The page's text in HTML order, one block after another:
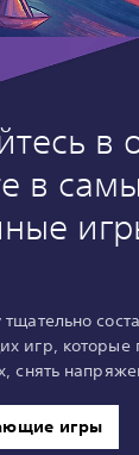
в
в
игр, которые
снять
игры